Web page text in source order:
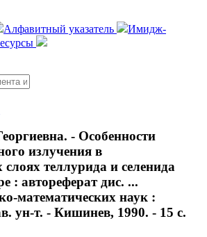
Алфавитный указатель
Имидж-
- Особенности
излучения в
теллурида и селенида
: автореферат дис. ...
математических наук :
ун-т. - Кишинев, 1990. - 15 с.